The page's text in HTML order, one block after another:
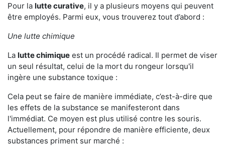
Pour la lutte curative, il y a plusieurs moyens qui peuvent
être employés. Parmi eux, vous trouverez tout d’abord :
Une lutte chimique
La lutte chimique est un procédé radical. Il permet de viser
un seul résultat, celui de la mort du rongeur lorsqu'il
ingère une substance toxique :
Cela peut se faire de manière immédiate, c’est-à-dire que
les effets de la substance se manifesteront dans
l'immédiat. Ce moyen est plus utilisé contre les souris.
Actuellement, pour répondre de manière efficiente, deux
substances priment sur marché :